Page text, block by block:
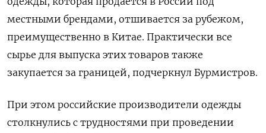
местными брендами, отшивается за рубежом,
преимущественно в Китае. Практически все
сырье для выпуска этих товаров также
закупается за границей, подчеркнул Бурмистров.
При этом российские производители одежды
столкнулись с трудностями при проведении